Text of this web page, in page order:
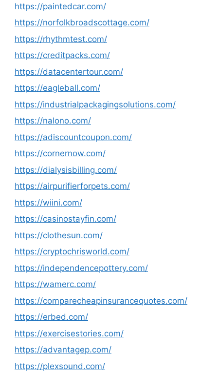
https://paintedcar.com/
https://norfolkbroadscottage.com/
https://rhythmtest.com/
https://creditpacks.com/
https://datacentertour.com/
https://eagleball.com/
https://industrialpackagingsolutions.com/
https://nalono.com/
https://adiscountcoupon.com/
https://cornernow.com/
https://dialysisbilling.com/
https://airpurifierforpets.com/
https://wiini.com/
https://casinostayfin.com/
https://clothesun.com/
https://cryptochrisworld.com/
https://independencepottery.com/
https://wamerc.com/
https://comparecheapinsurancequotes.com/
https://erbed.com/
https://exercisestories.com/
https://advantagep.com/
https://plexsound.com/